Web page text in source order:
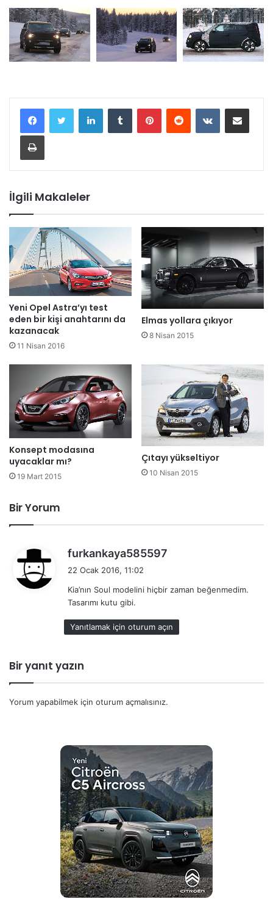
İlgili Makaleler
Yeni Opel Astra’yı test
eden bir kişi anahtarını da
kazanacak
11 Nisan 2016
Elmas yollara çıkıyor
8 Nisan 2015
Konsept modasına
uyacaklar mı?
19 Mart 2015
Çıtayı yükseltiyor
10 Nisan 2015
Bir Yorum
furkankaya585597
i
:
22 Ocak 2016, 11:02
Kia’nın Soul modelini hiçbir zaman beğenmedim.
Tasarımı kutu gibi.
Yanıtlamak için oturum açın
Bir yanıt yazın
Yorum yapabilmek için oturum açmalısınız.